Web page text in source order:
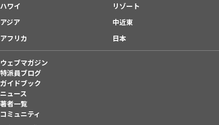
ハワイ
リゾート
アジア
中近東
アフリカ
日本
ウェブマガジン
特派員ブログ
ガイドブック
ニュース
著者一覧
コミュニティ